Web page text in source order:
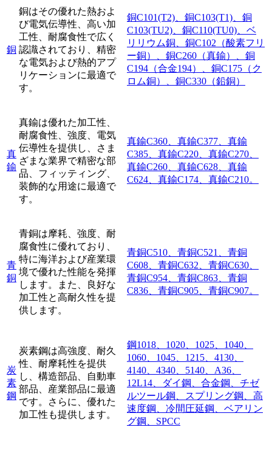
銅
銅はその優れた熱およ
び電気伝導性、高い加
工性、耐腐食性で広く
認識されており、精密
な電気および熱的アプ
リケーションに最適で
す。
銅C101(T2)、銅C103(T1)、銅
C103(TU2)、銅C110(TU0)、ベ
リリウム銅、銅C102（酸素フリ
ー銅）、銅C260（真鍮）、銅
C194（合金194）、銅C175（ク
ロム銅）、銅C330（鉛銅）
真
鍮
真鍮は優れた加工性、
耐腐食性、強度、電気
伝導性を提供し、さま
ざまな業界で精密な部
品、フィッティング、
装飾的な用途に最適で
す。
真鍮C360、真鍮C377、真鍮
C385、真鍮C220、真鍮C270、
真鍮C260、真鍮C628、真鍮
C624、真鍮C174、真鍮C210。
青
銅
青銅は摩耗、強度、耐
腐食性に優れており、
特に海洋および産業環
境で優れた性能を発揮
します。また、良好な
加工性と高耐久性を提
供します。
青銅C510、青銅C521、青銅
C608、青銅C632、青銅C630、
青銅C954、青銅C863、青銅
C836、青銅C905、青銅C907。
炭
素
鋼
炭素鋼は高強度、耐久
性、耐摩耗性を提供
し、構造部品、自動車
部品、産業部品に最適
です。さらに、優れた
加工性も提供します。
鋼1018、1020、1025、1040、
1060、1045、1215、4130、
4140、4340、5140、A36、
12L14、ダイ鋼、合金鋼、チゼ
ルツール鋼、スプリング鋼、高
速度鋼、冷間圧延鋼、ベアリン
グ鋼、SPCC